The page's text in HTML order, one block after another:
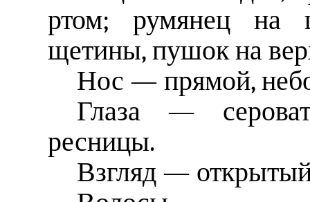
ртом; румянец на
щетины, пушок на
Нос — прямой,
Глаза —
ресницы.
Взгляд —